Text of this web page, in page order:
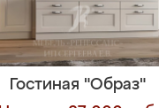
Гостиная "Образ"